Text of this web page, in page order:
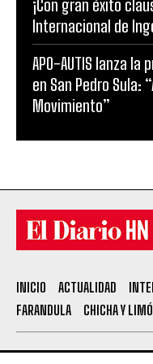
¡Con gran éxito
Internacional de
APO-AUTIS lanza
en San Pedro Sula:
Movimiento”
INICIO ACTUALIDAD
FARANDULA
CHICHA Y